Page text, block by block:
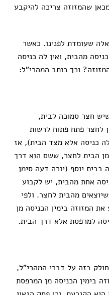
שהמזוזה צריכה להיקבע
שעומדת לפנינו. כאשר
מהבית, ואין לה כניסה
וכך כותב המהרי”ל:
חצר סמוכה לבית,
לחצר פתח פתוח לרשות
כניסה אלא מצד הבית), אז
מן הבית לחצר, ששם הוא דרך
בבית יוסף (יורה דעה סימן
אחת מהבית, יש לקבוע
מהבית לחצר. ולפי
המזוזה בימין הכניסה מן
למרפסת אלא דרך הבית.
בזה על דברי המהרי”ל,
בימין הכניסה מן המרפסת